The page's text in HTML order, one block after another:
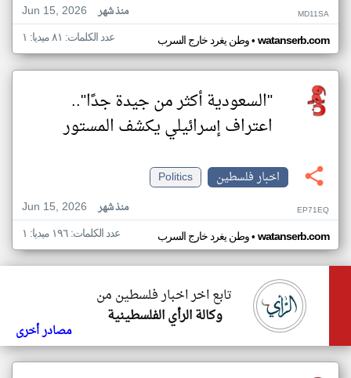
Jun 15, 2026
منذ شهر MD11SA
وطن يغرد خارج السرب• watanserb.com عدد الكلمات: ٨١ ميديا: ١
"السعودية أكثر من جيدة جدًا"..
اعتراف إسرائيلي يكشف المستور
اخبار فلسطين
Politics
Jun 15, 2026
منذ شهر EP71EQ
وطن يغرد خارج السرب• watanserb.com عدد الكلمات: ١٩٦ ميديا: ١
تابع اخر اخبار فلسطين من
وكالة الرأي الفلسطينية
مصادر أخرى